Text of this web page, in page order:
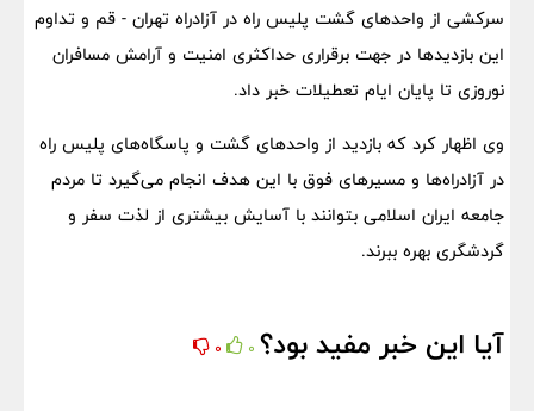
سرکشی از واحدهای گشت پلیس راه در آزادراه تهران - قم و تداوم
این بازدید‌ها در جهت برقراری حداکثری امنیت و آرامش مسافران
نوروزی تا پایان ایام تعطیلات خبر داد.
وی اظهار کرد که بازدید از واحدهای گشت و پاسگاه‌های پلیس راه
در آزادراه‌ها و مسیرهای فوق با این هدف انجام می‌گیرد تا مردم
جامعه ایران اسلامی بتوانند با آسایش بیشتری از لذت سفر و
گردشگری بهره ببرند.
آیا این خبر مفید بود؟ 0
0